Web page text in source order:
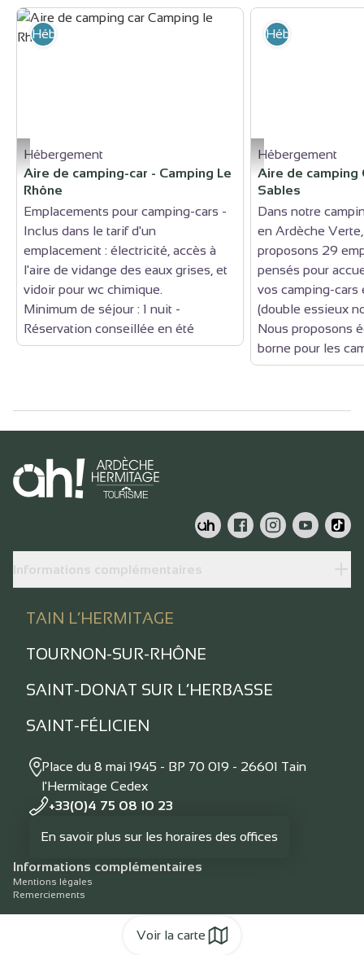
Voir la carte
Aire de camping car Camping le Rhône - camping le Rhône
Hébergement
Hébergement
Aire de camping-car - Camping Le
Rhône
Emplacements pour camping-cars -
Inclus dans le tarif d'un
emplacement : électricité, accès à
l'aire de vidange des eaux grises, et
vidoir pour wc chimique.
Minimum de séjour : 1 nuit -
Réservation conseillée en été
les sables
Hébergement
Hébergement
Aire de camping
Sables
Dans notre
en Ardèche
proposons 29
pensés pour
vos camping-cars
(double essieux
Nous proposons
borne pour les
Informations complémentaires
TAIN L’HERMITAGE
TOURNON-SUR-RHÔNE
SAINT-DONAT SUR L’HERBASSE
SAINT-FÉLICIEN
Place du 8 mai 1945 - BP 70 019 - 26601 Tain
l'Hermitage Cedex
+33(0)4 75 08 10 23
En savoir plus sur les horaires des offices
Informations complémentaires
Mentions légales
Remerciements